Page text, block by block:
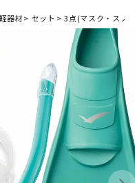
器材 セット 3点(マスク・スノ